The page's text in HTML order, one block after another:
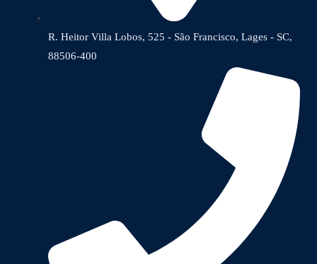
R. Heitor Villa Lobos, 525 - São Francisco, Lages - SC,
88506-400